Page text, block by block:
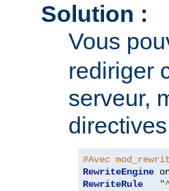
Solution :
Vous
rediriger
serveur,
#Avec
RewriteEngine
RewriteRule